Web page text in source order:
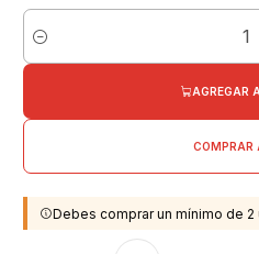
Cantidad
AGREGAR
COMPRAR
Debes comprar un mínimo de 2